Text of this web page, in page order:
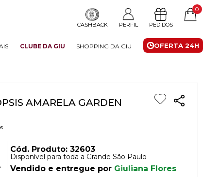
CASHBACK PERFIL PEDIDOS
0
OFERTA 24H
CLUBE DA GIU SHOPPING DA GIU
AMARELA GARDEN
Cód. Produto: 32603
Disponível para toda a Grande São Paulo
Vendido e entregue por Giuliana Flores